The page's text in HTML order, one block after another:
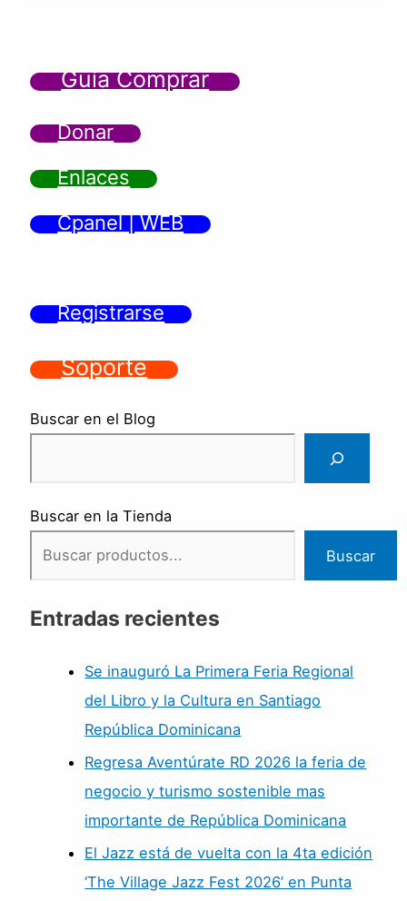
Guía Comprar
Donar
Enlaces
Cpanel | WEB
Registrarse
Soporte
Buscar en el Blog
Buscar en la Tienda
Buscar
Entradas recientes
Se inauguró La Primera Feria Regional
del Libro y la Cultura en Santiago
República Dominicana
Regresa Aventúrate RD 2026 la feria de
negocio y turismo sostenible mas
importante de República Dominicana
El Jazz está de vuelta con la 4ta edición
‘The Village Jazz Fest 2026’ en Punta